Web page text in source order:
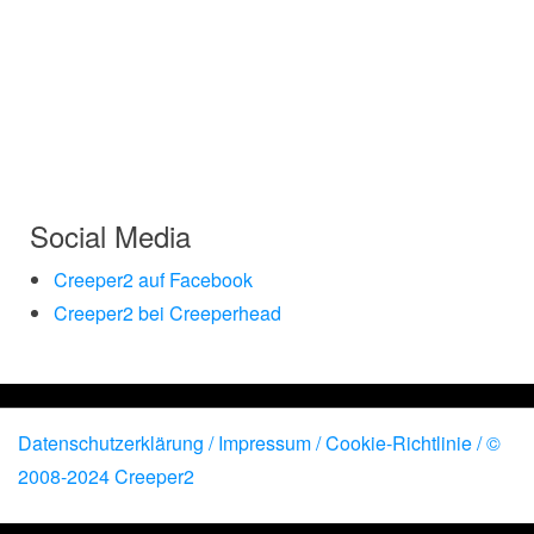
Social Media
Creeper2 auf Facebook
Creeper2 bei Creeperhead
Datenschutzerklärung / Impressum/ Cookie-Richtlinie /©
2008-2024 Creeper2